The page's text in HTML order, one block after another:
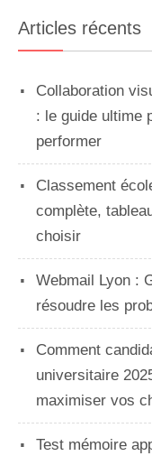
Articles récents
Collaboration
: le guide ultime
performer
Classement
complète,
choisir
Webmail Lyon :
résoudre les
Comment
universitaire
maximiser vos
Test mémoire